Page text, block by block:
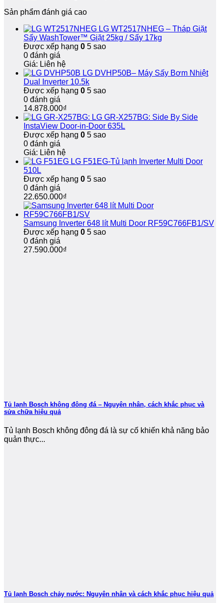
lỗi
tốt
Nhanh
Hành
Nhà
Chóng,
Lacanche
uy
nhà,
Sản phẩm đánh giá cao
LG WT2517NHEG – Tháp Giặt
Sấy WashTower™ Giặt 25kg / Sấy 17kg
Được xếp hạng 0 5 sao
0 đánh giá
Giá: Liên hệ
LG DVHP50B– Máy Sấy Bơm Nhiệt
Dual Inverter 10.5k
Được xếp hạng 0 5 sao
0 đánh giá
14.878.000₫
LG GR-X257BG: Side By Side
InstaView Door-in-Door 635L
Được xếp hạng 0 5 sao
0 đánh giá
Giá: Liên hệ
LG F51EG-Tủ lạnh Inverter Multi Door
510L
Được xếp hạng 0 5 sao
0 đánh giá
22.650.000₫
Samsung Inverter 648 lít Multi Door RF59C766FB1/SV
Được xếp hạng 0 5 sao
0 đánh giá
27.590.000₫
Tủ lạnh Bosch không đông đá – Nguyên nhân, cách khắc phục và
sửa chữa hiệu quả
Tủ lạnh Bosch không đông đá là sự cố khiến khả năng bảo
quản thực...
Tủ lạnh Bosch chảy nước: Nguyên nhân và cách khắc phục hiệu quả